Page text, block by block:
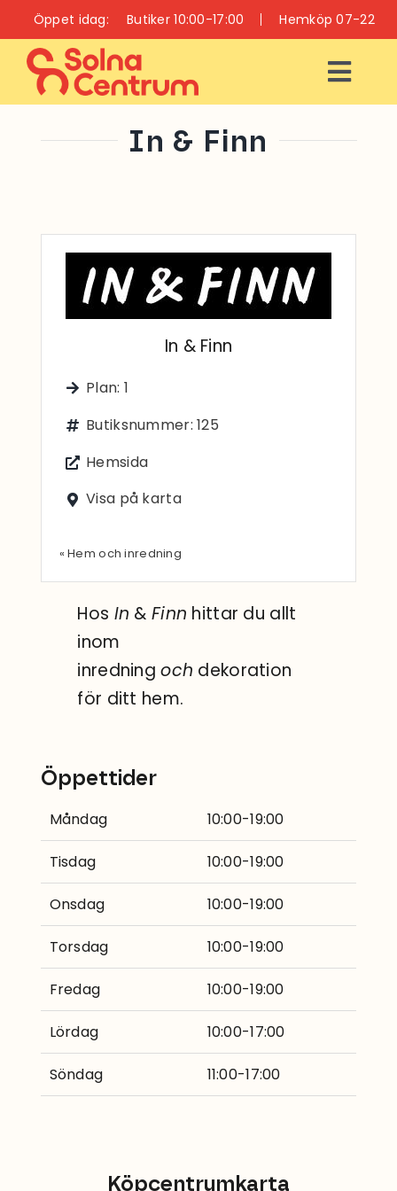
Fortsätt
till
innehållet
Öppet idag: Butiker 10:00-17:00 Hemköp 07-22
ÖPPETTIDER
BUTIKER
RESTAURANGER
OCH CAFÉER
VÅRD OCH HÄLSA
In & Finn
In & Finn
Plan: 1
Butiksnummer: 125
Hemsida
Visa på karta
« Hem och inredning
Hos In & Finn hittar du allt
inom
inredningoch dekoration
för ditt hem.
Öppettider
Måndag 10:00-19:00
Tisdag 10:00-19:00
Onsdag 10:00-19:00
Torsdag 10:00-19:00
Fredag 10:00-19:00
Lördag 10:00-17:00
Söndag 11:00-17:00
Köpcentrumkarta